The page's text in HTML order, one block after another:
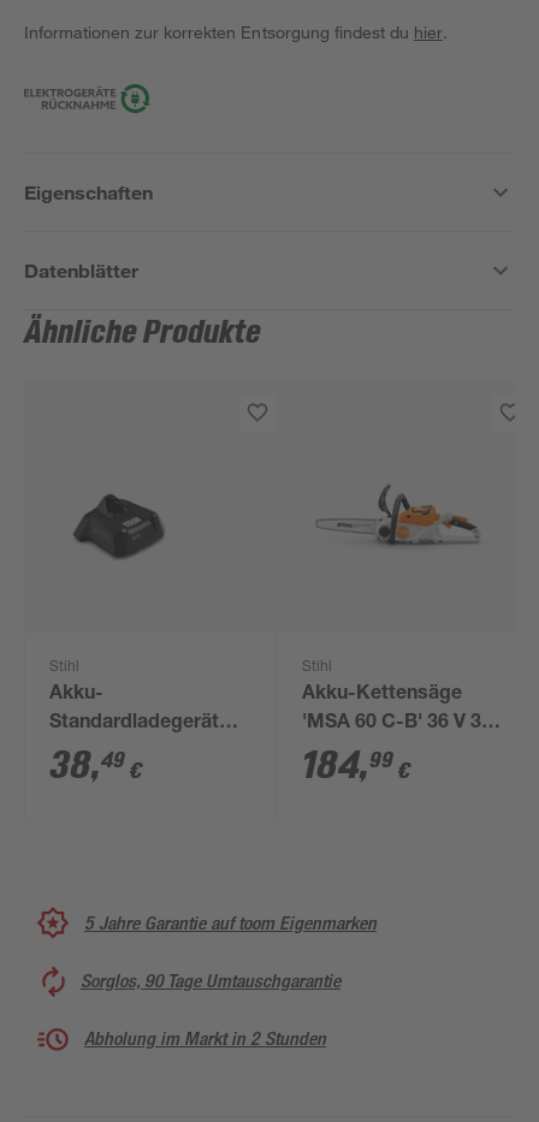
Informationen zur korrekten Entsorgung findest du hier.
Eigenschaften
Datenblätter
Ähnliche Produkte
Stihl
Akku-
Standardladegerät
'AL 1'
38,49 €
Stihl
Akku-Kettensäge
'MSA 60 C-B' 36 V 30
cm ohne Akku und
Ladegerät
184,99 €
5 Jahre Garantie auf toom Eigenmarken
Sorglos, 90 Tage Umtauschgarantie
Abholung im Markt in 2 Stunden